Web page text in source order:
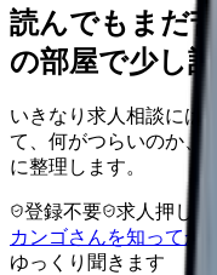
読んでもまだ
の部屋で少し
いきなり求人相談には
て、何がつらいのか、
に整理します。
登録不要 求人押し売
カンゴさんを知ってか
ゆっくり聞きます